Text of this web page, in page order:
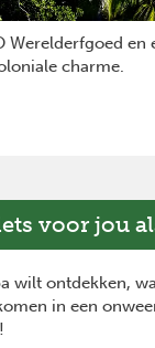
Werelderfgoed en
charme.
voor jou
wilt ontdekken,
in een